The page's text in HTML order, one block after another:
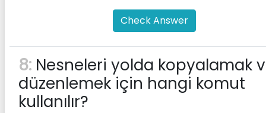
Check Answer
8: Nesneleri yolda kopyalamak
düzenlemek için hangi komut
kullanılır?